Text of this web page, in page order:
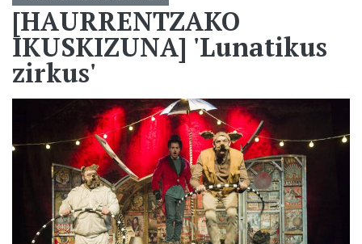
[HAURRENTZAKO
IKUSKIZUNA] 'Lunatikus
zirkus'